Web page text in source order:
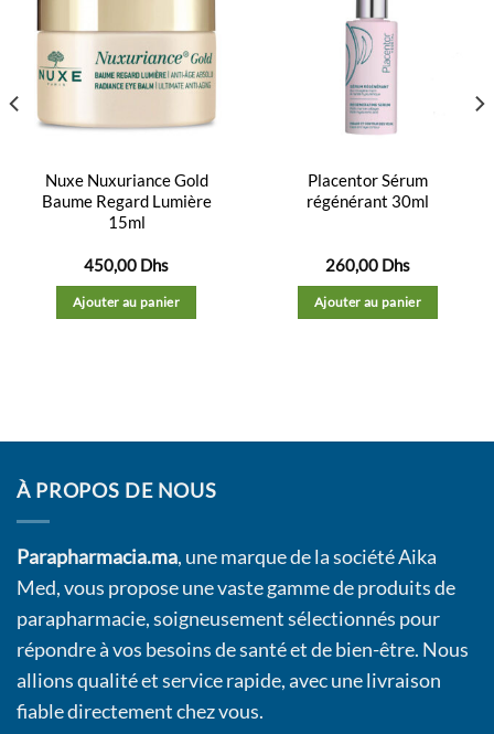
Ajouter
à la
liste
d’envies
Nuxe Nuxuriance Gold
Baume Regard Lumière
15ml
450,00 Dhs
Ajouter au panier
Placentor Sérum
régénérant 30ml
260,00 Dhs
Ajouter au panier
À PROPOS DE NOUS
Parapharmacia.ma, une marque de la société Aika
Med, vous propose une vaste gamme de produits de
parapharmacie, soigneusement sélectionnés pour
répondre à vos besoins de santé et de bien-être. Nous
allions qualité et service rapide, avec une livraison
fiable directement chez vous.